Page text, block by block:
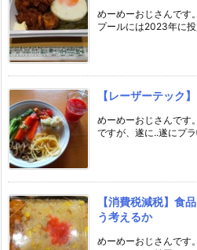
めーめーおじさんです
プールには2023年に投
【レーザーテック
めーめーおじさんです
ですが、遂に..遂にプ
【消費税減税】食
う考えるか
めーめーおじさんです